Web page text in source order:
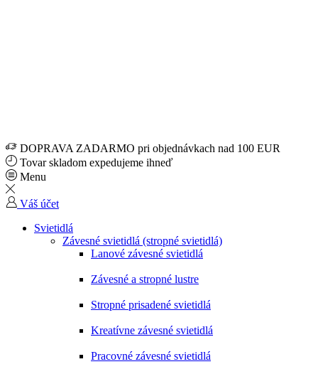
DOPRAVA ZADARMO pri objednávkach nad 100 EUR
Tovar skladom expedujeme ihneď
Menu
Váš účet
Svietidlá
Závesné svietidlá (stropné svietidlá)
Lanové závesné svietidlá
Závesné a stropné lustre
Stropné prisadené svietidlá
Kreatívne závesné svietidlá
Pracovné závesné svietidlá